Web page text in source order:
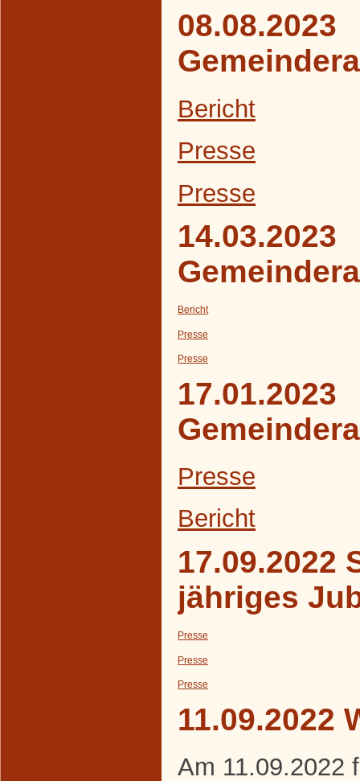
08.08.2023
Bericht
Presse
Presse
14.03.2023
Bericht
Presse
Presse
17.01.2023
Presse
Bericht
17.09.2022
jähriges
Presse
Presse
Presse
11.09.2022
Am 11.09.2022